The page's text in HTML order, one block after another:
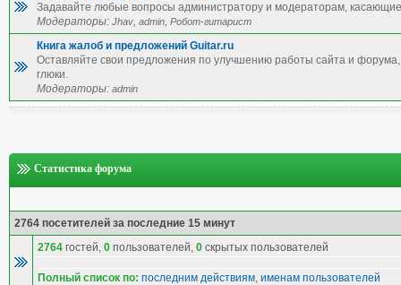
Задавайте любые вопросы администратору и модераторам,
Модераторы: Jhav, admin, Робот-гитарист
Книга жалоб и предложений Guitar.ru
Оставляйте свои предложения по улучшению работы сайта и
глюки.
Модераторы: admin
Статистика форума
2764 посетителей за последние 15 минут
2764 гостей, 0 пользователей, 0 скрытых пользователей
Полный список по: последним действиям, именам пользователей